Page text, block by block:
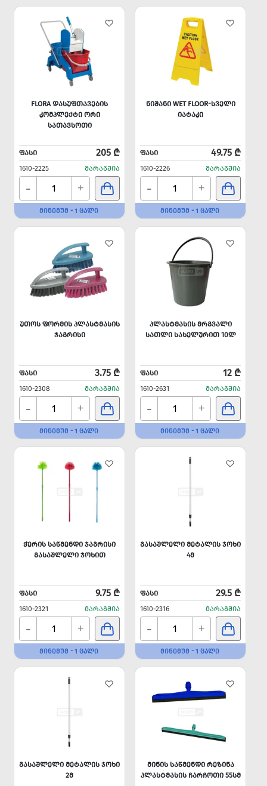
FLORA ᲓᲐᲡᲣᲤᲗᲐᲕᲔᲑᲘᲡ
ᲙᲝᲛᲞᲚᲔᲥᲢᲘ ᲝᲠᲘ
ᲡᲐᲗᲐᲕᲡᲝᲗᲘ
ᲤᲐᲡᲘ 205 ₾
1610-2225 ᲛᲐᲠᲐᲒᲨᲘᲐ
- +
ᲛᲘᲜᲘᲛᲣᲛ - 1 ᲪᲐᲚᲘ
ᲜᲘᲨᲐᲜᲘ WET FLOOR-ᲡᲕᲔᲚᲘ
ᲘᲐᲢᲐᲙᲘ
ᲤᲐᲡᲘ 49.75 ₾
1610-2226 ᲛᲐᲠᲐᲒᲨᲘᲐ
- +
ᲛᲘᲜᲘᲛᲣᲛ - 1 ᲪᲐᲚᲘ
ᲣᲗᲝᲡ ᲤᲝᲠᲛᲘᲡ ᲞᲚᲐᲡᲢᲛᲐᲡᲘᲡ
ᲯᲐᲒᲠᲘᲡᲘ
ᲤᲐᲡᲘ 3.75 ₾
1610-2308 ᲛᲐᲠᲐᲒᲨᲘᲐ
- +
ᲛᲘᲜᲘᲛᲣᲛ - 1 ᲪᲐᲚᲘ
ᲞᲚᲐᲡᲢᲛᲐᲡᲘᲡ ᲛᲠᲒᲕᲐᲚᲘ
ᲡᲐᲗᲚᲘ ᲡᲐᲮᲔᲚᲣᲠᲘᲗ 10Ლ
ᲤᲐᲡᲘ 12 ₾
1610-2631 ᲛᲐᲠᲐᲒᲨᲘᲐ
- +
ᲛᲘᲜᲘᲛᲣᲛ - 1 ᲪᲐᲚᲘ
ᲭᲔᲠᲘᲡ ᲡᲐᲬᲛᲔᲜᲓᲘ ᲯᲐᲒᲠᲘᲡᲘ
ᲒᲐᲡᲐᲨᲚᲔᲚᲘ ᲯᲝᲮᲘᲗ
ᲤᲐᲡᲘ 9.75 ₾
1610-2321 ᲛᲐᲠᲐᲒᲨᲘᲐ
- +
ᲛᲘᲜᲘᲛᲣᲛ - 1 ᲪᲐᲚᲘ
ᲒᲐᲡᲐᲨᲚᲔᲚᲘ ᲛᲔᲢᲐᲚᲘᲡ ᲯᲝᲮᲘ
4Მ
ᲤᲐᲡᲘ 29.5 ₾
1610-2316 ᲛᲐᲠᲐᲒᲨᲘᲐ
- +
ᲛᲘᲜᲘᲛᲣᲛ - 1 ᲪᲐᲚᲘ
ᲒᲐᲡᲐᲨᲚᲔᲚᲘ ᲛᲔᲢᲐᲚᲘᲡ ᲯᲝᲮᲘ
2Მ
ᲛᲘᲜᲘᲡ ᲡᲐᲬᲛᲔᲜᲓᲘ ᲠᲔᲖᲘᲜᲐ
ᲞᲚᲐᲡᲢᲛᲐᲡᲘᲡ ᲩᲐᲠᲩᲝᲗᲘ 55ᲡᲛ